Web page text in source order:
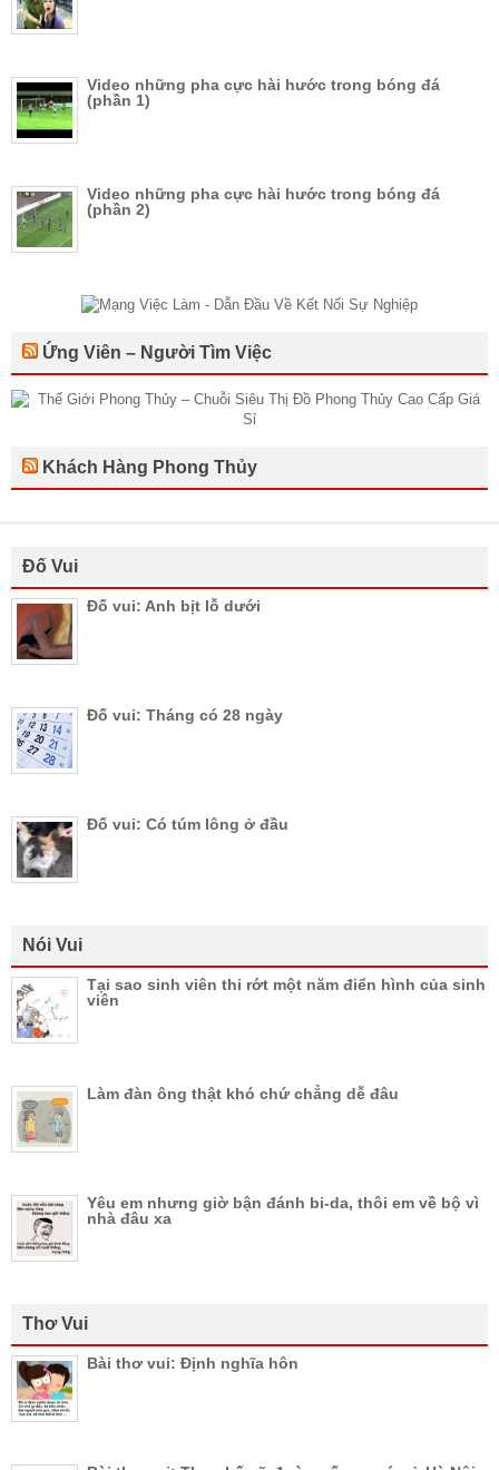
Video những pha cực hài hước trong bóng đá
(phần 1)
Video những pha cực hài hước trong bóng đá
(phần 2)
Ứng Viên – Người Tìm Việc
Khách Hàng Phong Thủy
Đố Vui
Đố vui: Anh bịt lỗ dưới
Đố vui: Tháng có 28 ngày
Đố vui: Có túm lông ở đầu
Nói Vui
Tại sao sinh viên thi rớt một năm điển hình của sinh
viên
Làm đàn ông thật khó chứ chẳng dễ đâu
Yêu em nhưng giờ bận đánh bi-da, thôi em về bộ vì
nhà đâu xa
Thơ Vui
Bài thơ vui: Định nghĩa hôn